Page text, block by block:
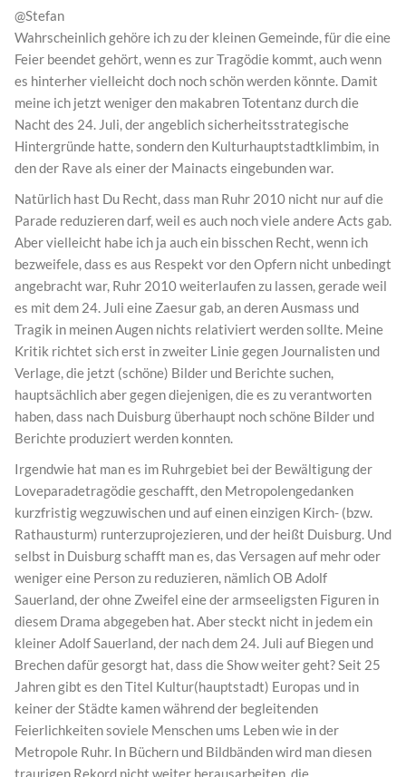
@Stefan
Wahrscheinlich gehöre ich zu der kleinen Gemeinde, für die eine
Feier beendet gehört, wenn es zur Tragödie kommt, auch wenn
es hinterher vielleicht doch noch schön werden könnte. Damit
meine ich jetzt weniger den makabren Totentanz durch die
Nacht des 24. Juli, der angeblich sicherheitsstrategische
Hintergründe hatte, sondern den Kulturhauptstadtklimbim, in
den der Rave als einer der Mainacts eingebunden war.
Natürlich hast Du Recht, dass man Ruhr 2010 nicht nur auf die
Parade reduzieren darf, weil es auch noch viele andere Acts gab.
Aber vielleicht habe ich ja auch ein bisschen Recht, wenn ich
bezweifele, dass es aus Respekt vor den Opfern nicht unbedingt
angebracht war, Ruhr 2010 weiterlaufen zu lassen, gerade weil
es mit dem 24. Juli eine Zaesur gab, an deren Ausmass und
Tragik in meinen Augen nichts relativiert werden sollte. Meine
Kritik richtet sich erst in zweiter Linie gegen Journalisten und
Verlage, die jetzt (schöne) Bilder und Berichte suchen,
hauptsächlich aber gegen diejenigen, die es zu verantworten
haben, dass nach Duisburg überhaupt noch schöne Bilder und
Berichte produziert werden konnten.
Irgendwie hat man es im Ruhrgebiet bei der Bewältigung der
Loveparadetragödie geschafft, den Metropolengedanken
kurzfristig wegzuwischen und auf einen einzigen Kirch- (bzw.
Rathausturm) runterzuprojezieren, und der heißt Duisburg. Und
selbst in Duisburg schafft man es, das Versagen auf mehr oder
weniger eine Person zu reduzieren, nämlich OB Adolf
Sauerland, der ohne Zweifel eine der armseeligsten Figuren in
diesem Drama abgegeben hat. Aber steckt nicht in jedem ein
kleiner Adolf Sauerland, der nach dem 24. Juli auf Biegen und
Brechen dafür gesorgt hat, dass die Show weiter geht? Seit 25
Jahren gibt es den Titel Kultur(hauptstadt) Europas und in
keiner der Städte kamen während der begleitenden
Feierlichkeiten soviele Menschen ums Leben wie in der
Metropole Ruhr. In Büchern und Bildbänden wird man diesen
traurigen Rekord nicht weiter herausarbeiten, die